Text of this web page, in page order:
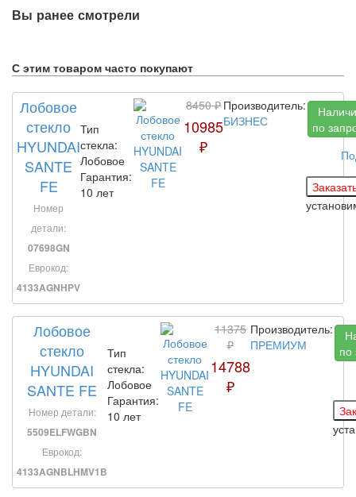
Вы ранее смотрели
С этим товаром часто покупают
Лобовое
стекло
HYUNDAI
SANTE
FE
Номер
детали:
07698GN
Еврокод:
4133AGNHPV
Тип
стекла:
Лобовое
Гарантия:
10 лет
8450 ₽
10985
₽
Производитель:
БИЗНЕС
по
Лобовое
стекло
HYUNDAI
SANTE FE
Номер детали:
5509ELFWGBN
Еврокод:
4133AGNBLHMV1B
Тип
стекла:
Лобовое
Гарантия:
10 лет
11375
₽
14788
₽
Производитель:
ПРЕМИУМ
по